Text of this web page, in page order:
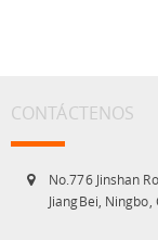
CONTÁCTENOS
No.776 Jinshan
JiangBei, Ningbo,